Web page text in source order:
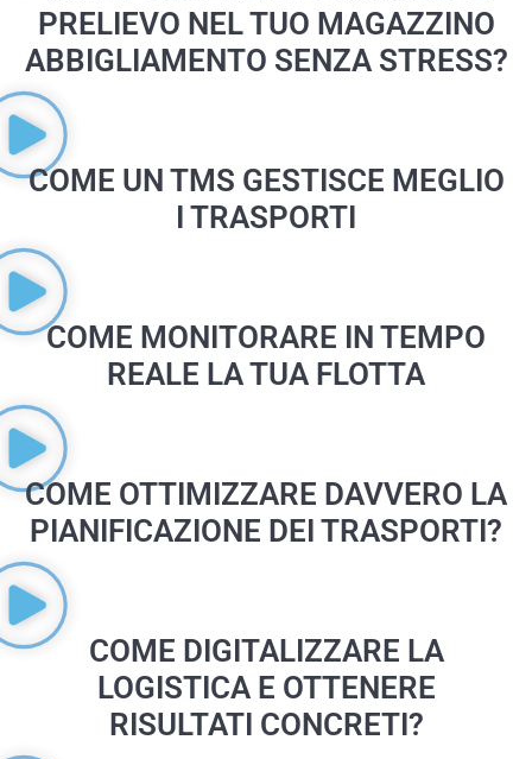
PRELIEVO NEL TUO MAGAZZINO
ABBIGLIAMENTO SENZA STRESS?
COME UN TMS GESTISCE MEGLIO
I TRASPORTI
COME MONITORARE IN TEMPO
REALE LA TUA FLOTTA
COME OTTIMIZZARE DAVVERO LA
PIANIFICAZIONE DEI TRASPORTI?
COME DIGITALIZZARE LA
LOGISTICA E OTTENERE
RISULTATI CONCRETI?